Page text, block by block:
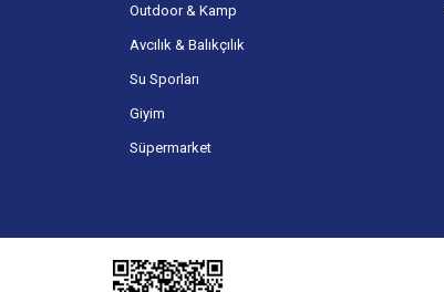
Outdoor & Kamp
Avcılık & Balıkçılık
Su Sporları
Giyim
Süpermarket